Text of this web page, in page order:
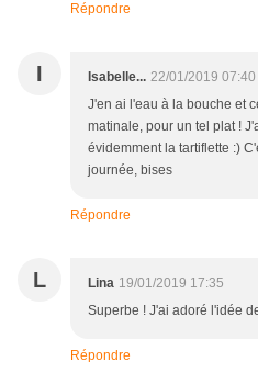
Répondre
I Isabelle... 22/01/2019 07:40
J'en ai l'eau à la bouche et
matinale, pour un tel plat !
évidemment la tartiflette :)
journée, bises
Répondre
L Lina 19/01/2019 17:35
Superbe ! J'ai adoré l'idée
Répondre